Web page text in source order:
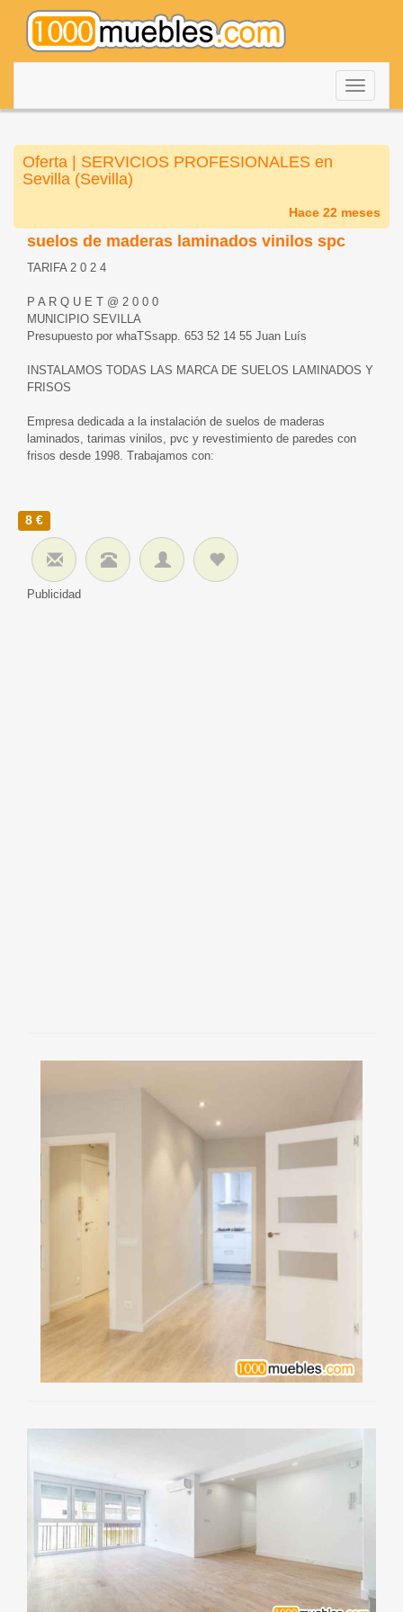
Oferta | SERVICIOS PROFESIONALES en
Sevilla (Sevilla)
Hace 22 meses
suelos de maderas laminados vinilos spc
TARIFA 2 0 2 4
P A R Q U E T @ 2 0 0 0
MUNICIPIO SEVILLA
Presupuesto por whaTSsapp. 653 52 14 55 Juan Luís
INSTALAMOS TODAS LAS MARCA DE SUELOS LAMINADOS Y
FRISOS
Empresa dedicada a la instalación de suelos de maderas
laminados, tarimas vinilos, pvc y revestimiento de paredes con
frisos desde 1998. Trabajamos con:
8 €
Publicidad